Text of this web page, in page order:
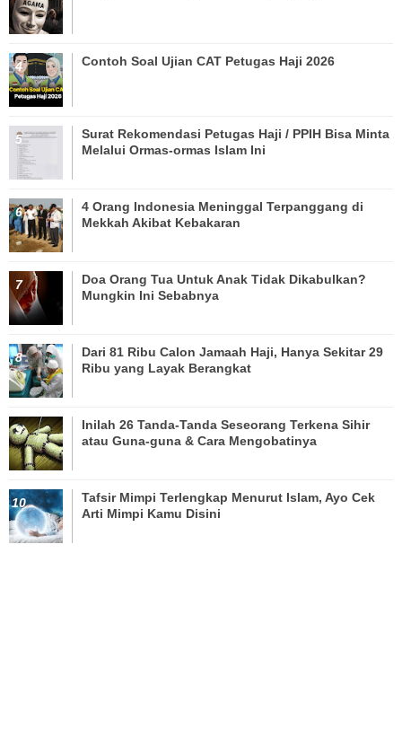
Contoh Soal Ujian CAT Petugas Haji 2026
Surat Rekomendasi Petugas Haji / PPIH Bisa Minta
Melalui Ormas-ormas Islam Ini
4 Orang Indonesia Meninggal Terpanggang di
Mekkah Akibat Kebakaran
Doa Orang Tua Untuk Anak Tidak Dikabulkan?
Mungkin Ini Sebabnya
Dari 81 Ribu Calon Jamaah Haji, Hanya Sekitar 29
Ribu yang Layak Berangkat
Inilah 26 Tanda-Tanda Seseorang Terkena Sihir
atau Guna-guna & Cara Mengobatinya
Tafsir Mimpi Terlengkap Menurut Islam, Ayo Cek
Arti Mimpi Kamu Disini